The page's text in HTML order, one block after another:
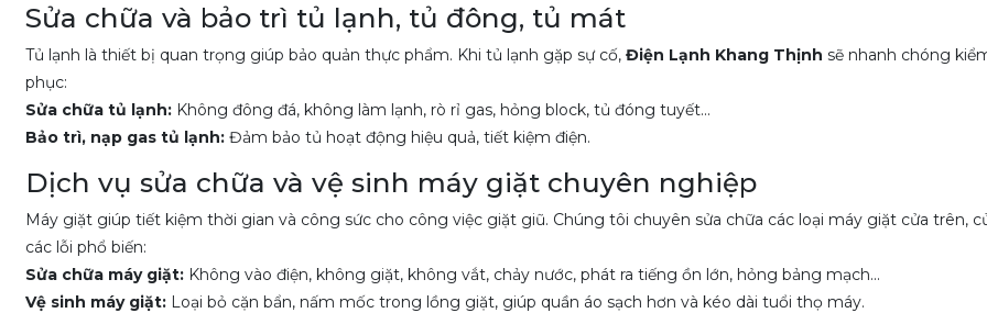
Sửa chữa và bảo trì tủ lạnh, tủ đông, tủ mát
Tủ lạnh là thiết bị quan trọng giúp bảo quản thực phẩm. Khi tủ lạnh gặp sự cố, Điện Lạnh Khang Thịnh sẽ nhanh chóng
phục:
Sửa chữa tủ lạnh:Không đông đá, không làm lạnh, rò rỉ gas, hỏng block, tủ đóng tuyết...
Bảo trì, nạp gas tủ lạnh:Đảm bảo tủ hoạt động hiệu quả, tiết kiệm điện.
Dịch vụ sửa chữa và vệ sinh máy giặt chuyên nghiệp
Máy giặt giúp tiết kiệm thời gian và công sức cho công việc giặt giũ. Chúng tôi chuyên sửa chữa các loại máy giặt cửa trên,
các lỗi phổ biến:
Sửa chữa máy giặt:Không vào điện, không giặt, không vắt, chảy nước, phát ra tiếng ồn lớn, hỏng bảng mạch...
Vệ sinh máy giặt:Loại bỏ cặn bẩn, nấm mốc trong lồng giặt, giúp quần áo sạch hơn và kéo dài tuổi thọ máy.